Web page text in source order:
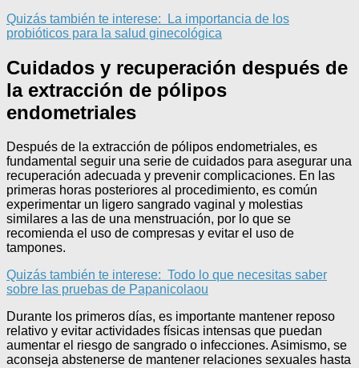
Quizás también te interese:
La importancia de los
probióticos para la salud ginecológica
Cuidados y recuperación después de
la extracción de pólipos
endometriales
Después de la extracción de pólipos endometriales, es
fundamental seguir una serie de cuidados para asegurar una
recuperación adecuada y prevenir complicaciones. En las
primeras horas posteriores al procedimiento, es común
experimentar un ligero sangrado vaginal y molestias
similares a las de una menstruación, por lo que se
recomienda el uso de compresas y evitar el uso de
tampones.
Quizás también te interese: Todo lo que necesitas saber
sobre las pruebas de Papanicolaou
Durante los primeros días, es importante mantener reposo
relativo y evitar actividades físicas intensas que puedan
aumentar el riesgo de sangrado o infecciones. Asimismo, se
aconseja abstenerse de mantener relaciones sexuales hasta